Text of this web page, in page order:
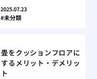
2025.07.23
未分類
畳をクッションフロアに
するメリット・デメリッ
ト